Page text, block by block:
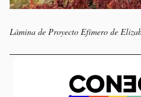
Lámina de Proyecto Efímero de